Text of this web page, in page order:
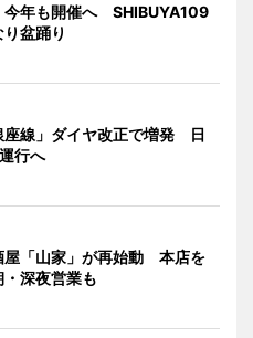
今年も開催へ SHIBUYA109
盆踊り
座線」ダイヤ改正で増発 日
行へ
屋「山家」が再始動 本店を
深夜営業も